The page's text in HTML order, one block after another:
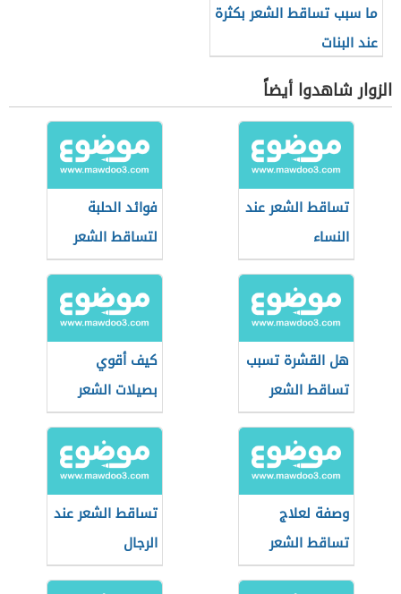
ما سبب تساقط الشعر بكثرة
عند البنات
الزوار شاهدوا أيضاً
تساقط الشعر عند
النساء
فوائد الحلبة
لتساقط الشعر
هل القشرة تسبب
تساقط الشعر
كيف أقوي
بصيلات الشعر
وصفة لعلاج
تساقط الشعر
تساقط الشعر عند
الرجال